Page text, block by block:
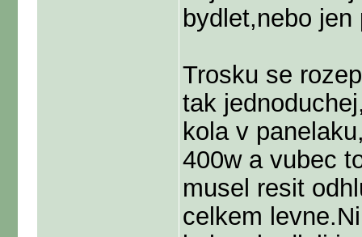
bydlet,nebo jen
Trosku se
tak
kola v
400w a vubec
musel resit
celkem